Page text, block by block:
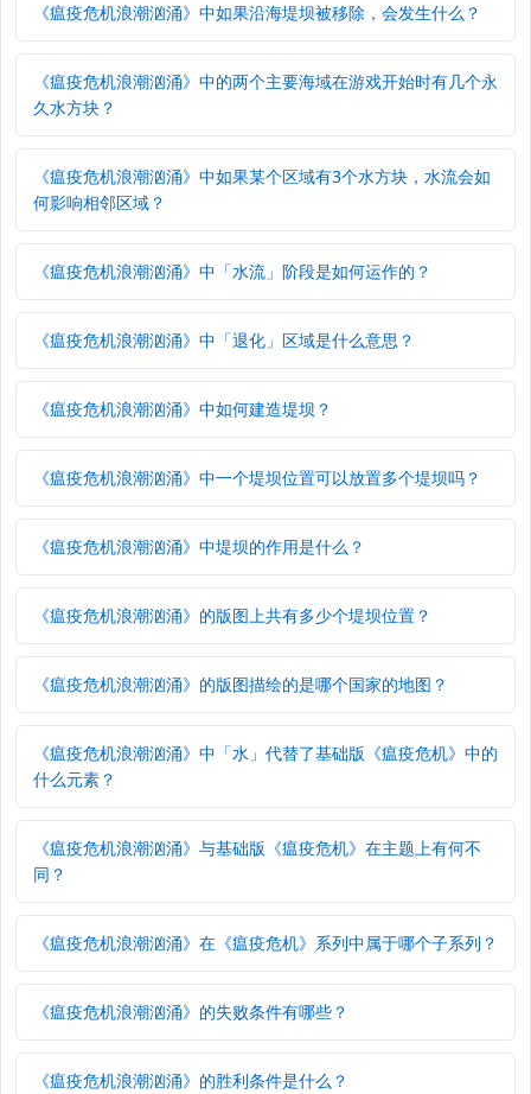
《瘟疫危机浪潮汹涌》中如果沿海堤坝被移除，会发生什么？
《瘟疫危机浪潮汹涌》中的两个主要海域在游戏开始时有几个永
久水方块？
《瘟疫危机浪潮汹涌》中如果某个区域有3个水方块，水流会如
何影响相邻区域？
《瘟疫危机浪潮汹涌》中「水流」阶段是如何运作的？
《瘟疫危机浪潮汹涌》中「退化」区域是什么意思？
《瘟疫危机浪潮汹涌》中如何建造堤坝？
《瘟疫危机浪潮汹涌》中一个堤坝位置可以放置多个堤坝吗？
《瘟疫危机浪潮汹涌》中堤坝的作用是什么？
《瘟疫危机浪潮汹涌》的版图上共有多少个堤坝位置？
《瘟疫危机浪潮汹涌》的版图描绘的是哪个国家的地图？
《瘟疫危机浪潮汹涌》中「水」代替了基础版《瘟疫危机》中的
什么元素？
《瘟疫危机浪潮汹涌》与基础版《瘟疫危机》在主题上有何不
同？
《瘟疫危机浪潮汹涌》在《瘟疫危机》系列中属于哪个子系列？
《瘟疫危机浪潮汹涌》的失败条件有哪些？
《瘟疫危机浪潮汹涌》的胜利条件是什么？